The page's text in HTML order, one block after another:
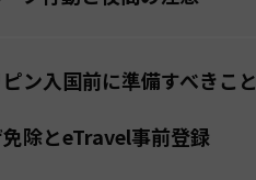
ン入国前に準備すべきこと
免除とeTravel事前登録